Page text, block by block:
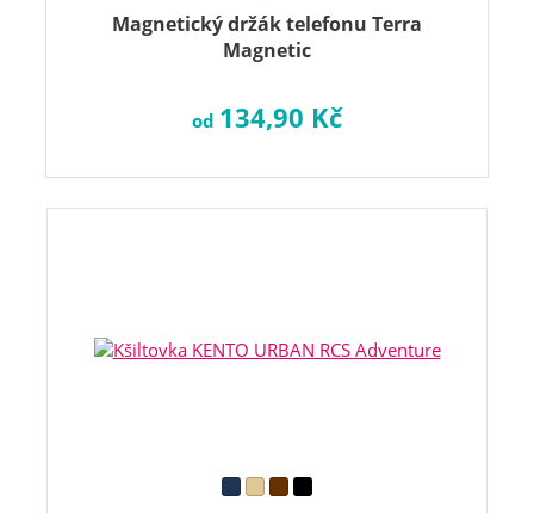
Magnetický držák telefonu Terra
Magnetic
od 134,90 Kč